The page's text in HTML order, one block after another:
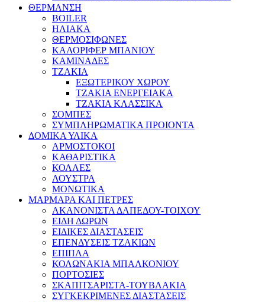
ΘΕΡΜΑΝΣΗ
BOILER
ΗΛΙΑΚΑ
ΘΕΡΜΟΣΙΦΩΝΕΣ
ΚΑΛΟΡΙΦΕΡ ΜΠΑΝΙΟΥ
ΚΑΜΙΝΑΔΕΣ
ΤΖΑΚΙΑ
ΕΞΩΤΕΡΙΚΟΥ ΧΩΡΟΥ
ΤΖΑΚΙΑ ΕΝΕΡΓΕΙΑΚΑ
ΤΖΑΚΙΑ ΚΛΑΣΣΙΚΑ
ΣΟΜΠΕΣ
ΣΥΜΠΛΗΡΩΜΑΤΙΚΑ ΠΡΟΙΟΝΤΑ
ΔΟΜΙΚΑ ΥΛΙΚΑ
ΑΡΜΟΣΤΟΚΟΙ
ΚΑΘΑΡΙΣΤΙΚΑ
ΚΟΛΛΕΣ
ΛΟΥΣΤΡΑ
ΜΟΝΩΤΙΚΑ
ΜΑΡΜΑΡΑ ΚΑΙ ΠΕΤΡΕΣ
ΑΚΑΝΟΝΙΣΤΑ ΔΑΠΕΔΟΥ-ΤΟΙΧΟΥ
ΕΙΔΗ ΔΩΡΩΝ
ΕΙΔΙΚΕΣ ΔΙΑΣΤΑΣΕΙΣ
ΕΠΕΝΔΥΣΕΙΣ ΤΖΑΚΙΩΝ
ΕΠΙΠΛΑ
ΚΟΛΩΝΑΚΙΑ ΜΠΑΛΚΟΝΙΟΥ
ΠΟΡΤΟΣΙΕΣ
ΣΚΑΠΙΤΣΑΡΙΣΤΑ-ΤΟΥΒΛΑΚΙΑ
ΣΥΓΚΕΚΡΙΜΕΝΕΣ ΔΙΑΣΤΑΣΕΙΣ